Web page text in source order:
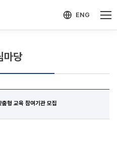
ENG
마당
형 교육 참여기관 모집